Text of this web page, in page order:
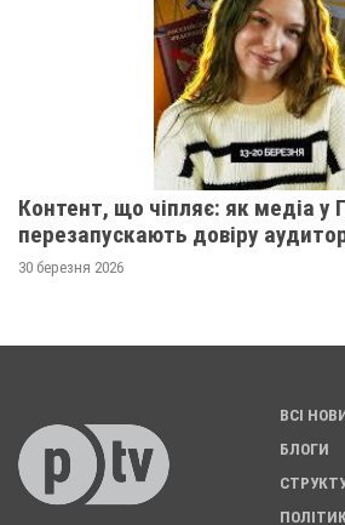
Контент, що чіпляє: як медіа у
перезапускають довіру
30 березня 2026
ВСІ
БЛОГИ